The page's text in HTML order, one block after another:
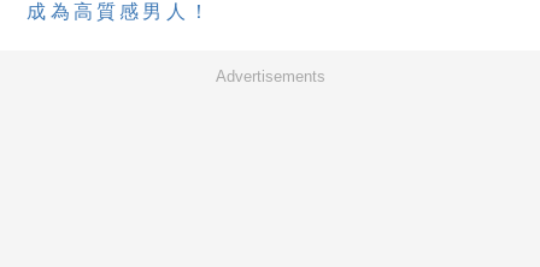
成為高質感男人！
Advertisements